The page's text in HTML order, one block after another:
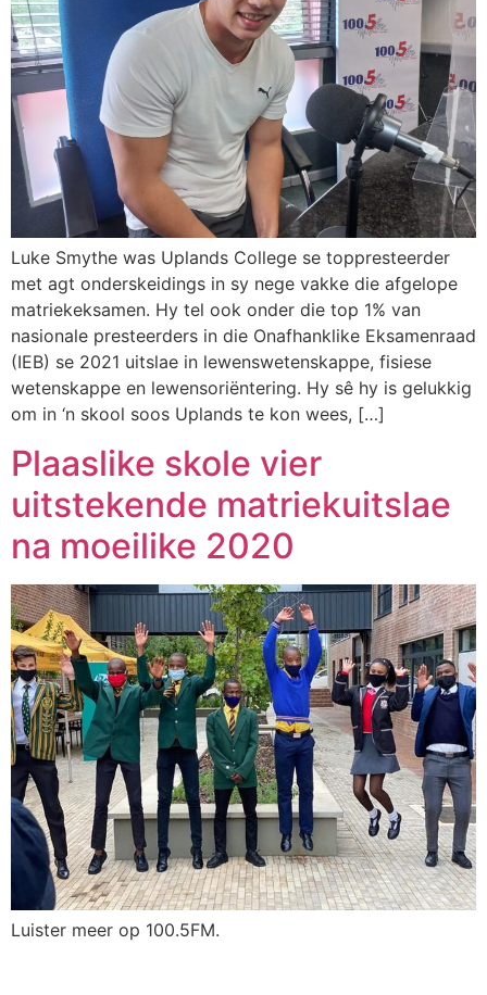
Luke Smythe was Uplands College se toppresteerder
met agt onderskeidings in sy nege vakke die afgelope
matriekeksamen. Hy tel ook onder die top 1% van
nasionale presteerders in die Onafhanklike Eksamenraad
(IEB) se 2021 uitslae in lewenswetenskappe, fisiese
wetenskappe en lewensoriëntering. Hy sê hy is gelukkig
om in ‘n skool soos Uplands te kon wees, […]
Plaaslike skole vier
uitstekende matriekuitslae
na moeilike 2020
Luister meer op 100.5FM.